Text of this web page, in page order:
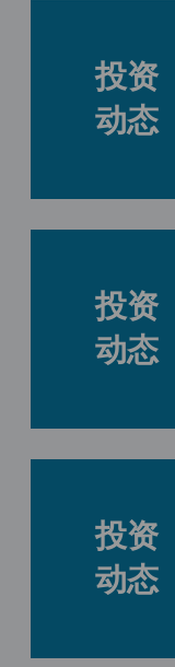
投资
动态
投资
动态
投资
动态